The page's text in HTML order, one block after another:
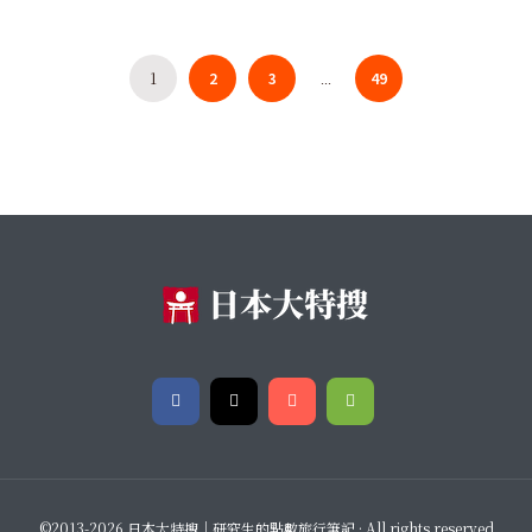
1 2 3 49
©2013-2026 日本大特搜｜研究生的點數旅行筆記 · All rights reserved